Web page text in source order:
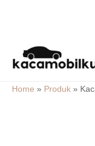
content
Home » Produk »